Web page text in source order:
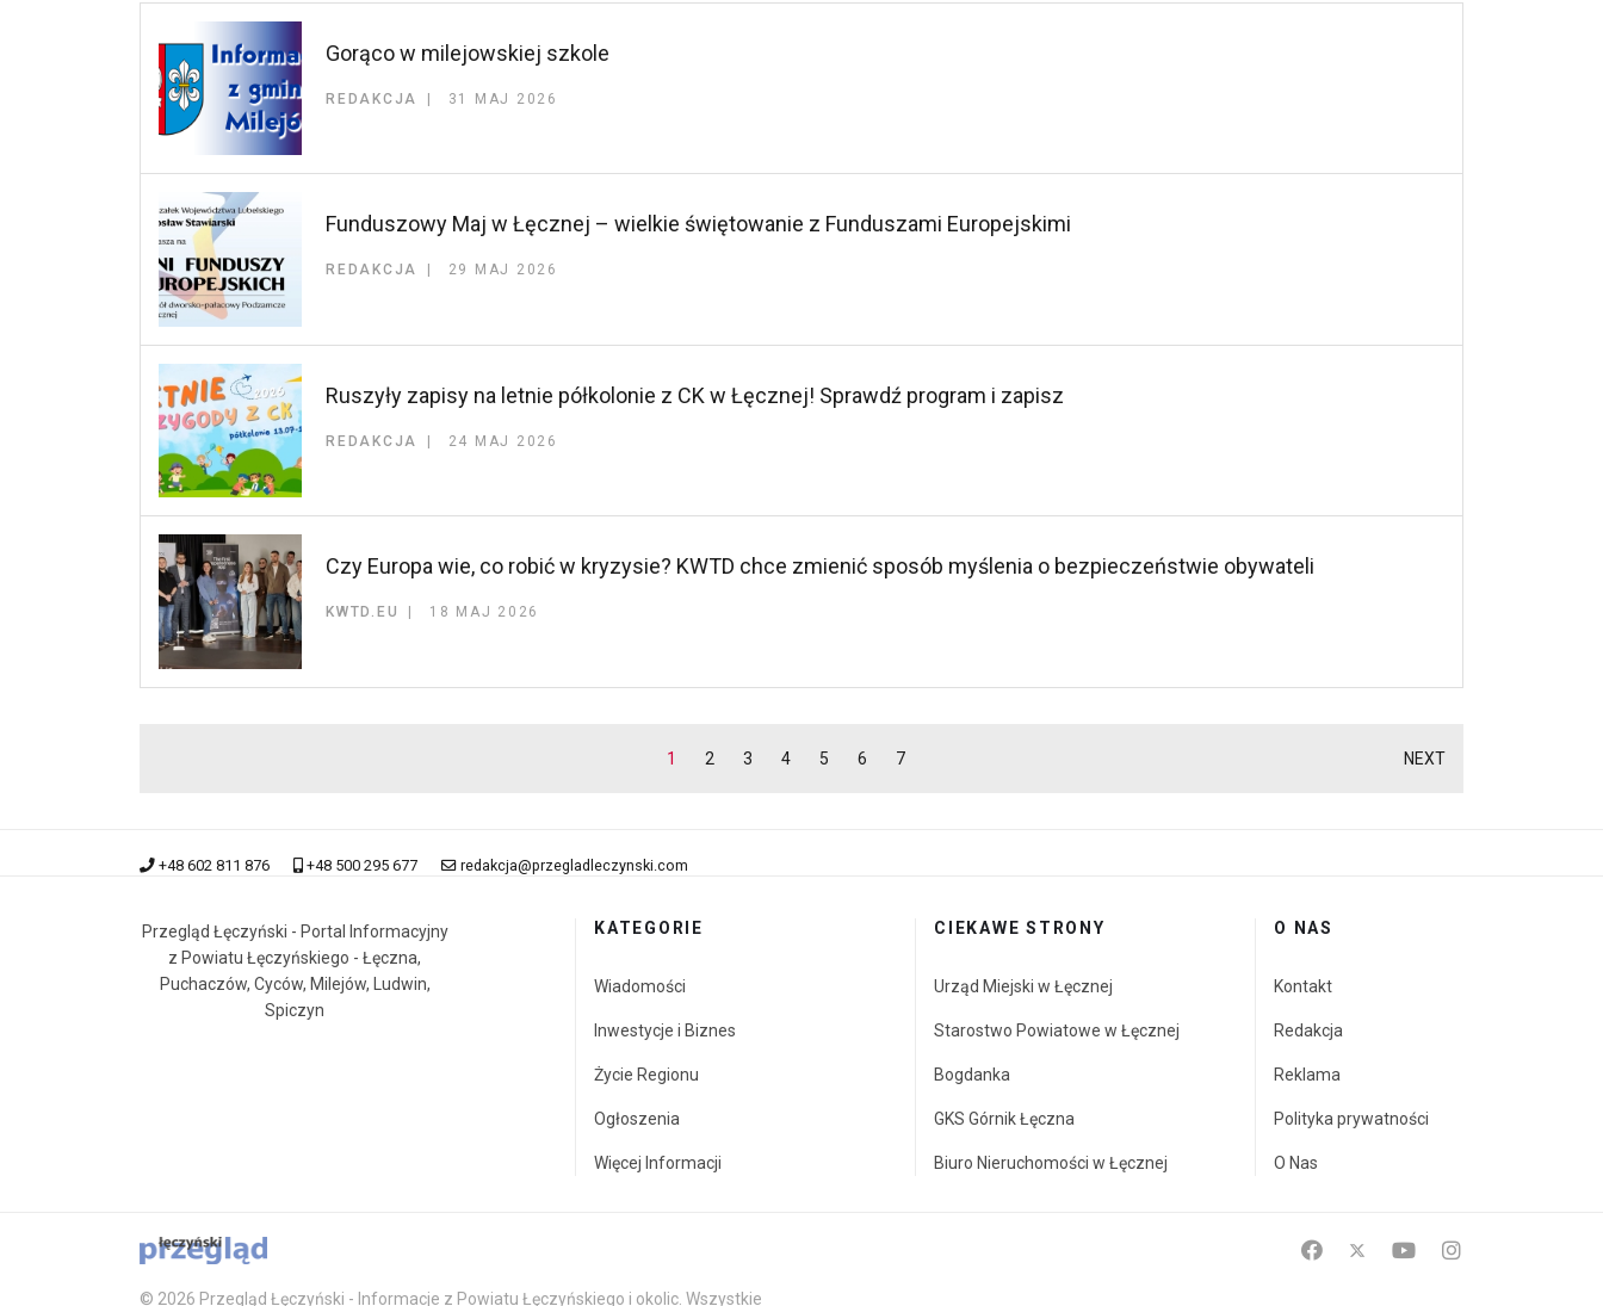
Gorąco w milejowskiej szkole
REDAKCJA 31 MAJ 2026
Funduszowy Maj w Łęcznej – wielkie świętowanie z Funduszami Europejskimi
REDAKCJA 29 MAJ 2026
Ruszyły zapisy na letnie półkolonie z CK w Łęcznej! Sprawdź program i zapisz
REDAKCJA 24 MAJ 2026
Czy Europa wie, co robić w kryzysie? KWTD chce zmienić sposób myślenia o bezpieczeństwie obywateli
KWTD.EU 18 MAJ 2026
1 2 3 4 5 6 7 NEXT
+48 602 811 876 +48 500 295 677 redakcja@przegladleczynski.com
Przegląd Łęczyński - Portal Informacyjny
z Powiatu Łęczyńskiego - Łęczna,
Puchaczów, Cyców, Milejów, Ludwin,
Spiczyn
KATEGORIE
Wiadomości
Inwestycje i Biznes
Życie Regionu
Ogłoszenia
Więcej Informacji
CIEKAWE STRONY
Urząd Miejski w Łęcznej
Starostwo Powiatowe w Łęcznej
Bogdanka
GKS Górnik Łęczna
Biuro Nieruchomości w Łęcznej
O NAS
Kontakt
Redakcja
Reklama
Polityka prywatności
O Nas
© 2026 Przegląd Łęczyński - Informacje z Powiatu Łęczyńskiego i okolic. Wszystkie